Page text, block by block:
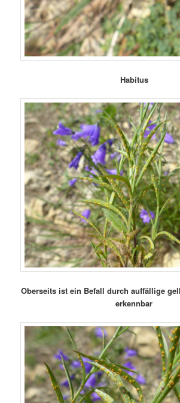
Habitus
Oberseits ist ein Befall durch auffällige
erkennbar